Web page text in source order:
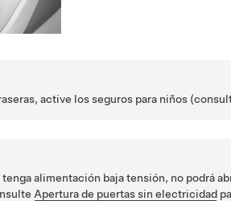
active los seguros para niños
tenga alimentación baja tensión, no podrá
Apertura de puertas sin electricidad